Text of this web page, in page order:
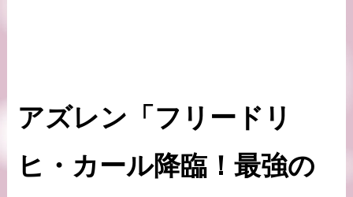
アズレン「フリードリ
ヒ・カール降臨！最強の